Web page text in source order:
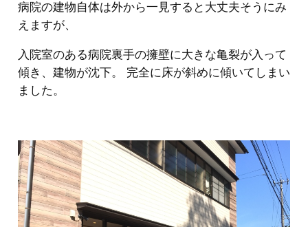
病院の建物自体は外から一見すると大丈夫そうにみ
えますが、
入院室のある病院裏手の擁壁に大きな亀裂が入って
傾き、建物が沈下。 完全に床が斜めに傾いてしまい
ました。